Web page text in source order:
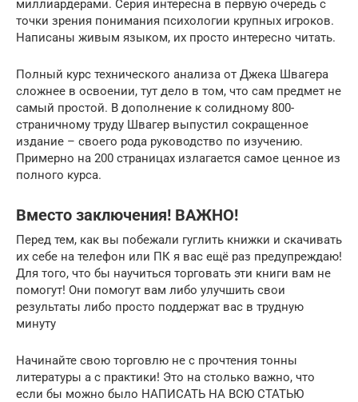
миллиардерами. Серия интересна в первую очередь с
точки зрения понимания психологии крупных игроков.
Написаны живым языком, их просто интересно читать.
Полный курс технического анализа от Джека Швагера
сложнее в освоении, тут дело в том, что сам предмет не
самый простой. В дополнение к солидному 800-
страничному труду Швагер выпустил сокращенное
издание – своего рода руководство по изучению.
Примерно на 200 страницах излагается самое ценное из
полного курса.
Вместо заключения! ВАЖНО!
Перед тем, как вы побежали гуглить книжки и скачивать
их себе на телефон или ПК я вас ещё раз предупреждаю!
Для того, что бы научиться торговать эти книги вам не
помогут! Они помогут вам либо улучшить свои
результаты либо просто поддержат вас в трудную
минуту
Начинайте свою торговлю не с прочтения тонны
литературы а с практики! Это на столько важно, что
если бы можно было НАПИСАТЬ НА ВСЮ СТАТЬЮ